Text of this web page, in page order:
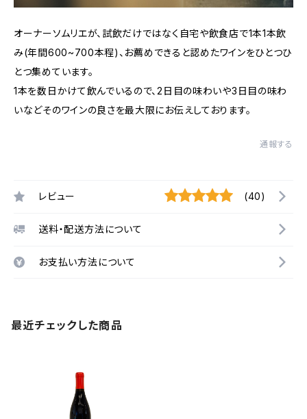
オーナーソムリエが、試飲だけではなく自宅や飲食店で1本1本飲
み(年間600~700本程)、お薦めできると認めたワインをひとつひ
とつ集めています。
1本を数日かけて飲んでいるので、2日目の味わいや3日目の味わ
いなどそのワインの良さを最大限にお伝えしております。
通報する
レビュー (40)
送料・配送方法について
お支払い方法について
最近チェックした商品